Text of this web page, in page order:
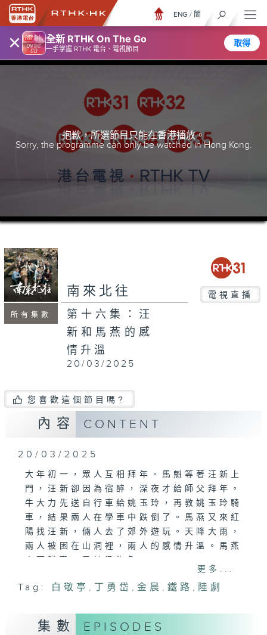
× 全新 RTHK On The Go
一手掌握 RTHK 電台、電視節目
取得
ENG / 簡
抱歉，所選節目只能在香港播放。
Sorry, the programme can only be watched in Hong Kong.
所有集數
南來北往 電視直播
第十六集：汪
新和馬燕的感
情升溫
20/03/2025
您喜歡這個節目嗎?
內容 CONTENT
20/03/2025
大年初一，眾人互相拜年。馬魁等著汪新上
門，汪新卻因為宿醉，深夜才給師父拜年。
牛大力先送自行車給姚玉玲，再教姚玉玲騎
車，結果兩人在學車中跌倒了。馬燕又來紅
陽找汪新，倆人去了郊外遊玩。天降大雨，
兩人被困在山洞裡，兩人的感情升溫。馬燕
更多...
Tag: 白敬亭 , 丁勇岱 ,金晨 ,鐵路 , 陸劇
集數 EPISODES